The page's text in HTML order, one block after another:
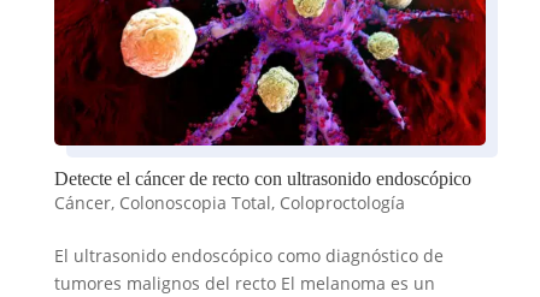
Detecte el cáncer de recto con ultrasonido endoscópico
Cáncer, Colonoscopia Total, Coloproctología
El ultrasonido endoscópico como diagnóstico de
tumores malignos del recto El melanoma es un